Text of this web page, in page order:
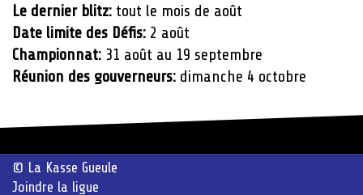
Le dernier blitz: tout le mois de août
Date limite des Défis: 2 août
Championnat: 31 août au 19 septembre
Réunion des gouverneurs: dimanche 4 octobre
© La Kasse Gueule
Joindre la ligue